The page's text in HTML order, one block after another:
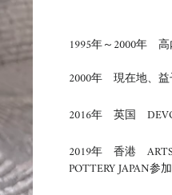
1995年～2000年 高
2000年 現在地、益
2016年 英国
2019年 香港 ARTS
POTTERY JAPAN参加